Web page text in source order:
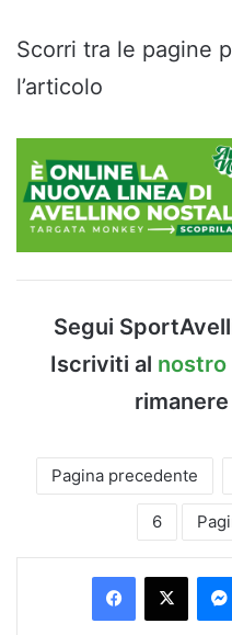
Scorri tra le pagine
l’articolo
Segui
Iscriviti al nostro
Pagina precedente
6
Facebook
X